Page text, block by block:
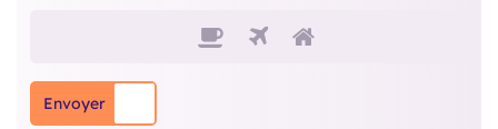
Svp prouvez que vous
Envoyer